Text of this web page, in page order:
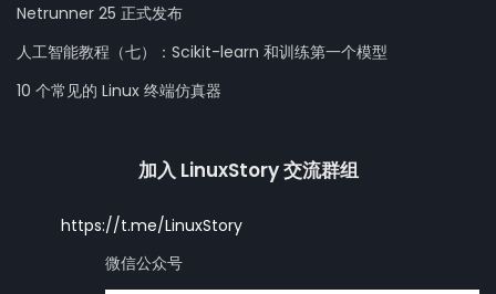
Netrunner 25 正式发布
人工智能教程（七）：Scikit-learn 和训练第一个模型
10 个常见的 Linux 终端仿真器
加入 LinuxStory 交流群组
https://t.me/LinuxStory
微信公众号